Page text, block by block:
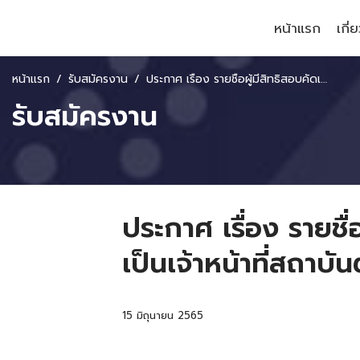
หน้าแรก เกี่
หน้าแรก รับสมัครงาน ประกาศ เรื่อง รายชื่อผู้มีสิทธิสอบคัดเลือกเพื่อบรรจุและแต่งตั้งบุคคลเป็นเจ้าหน้าที่สถาบันตำแหน่งนักวิจัย
รับสมัครงาน
ประกาศ เรื่อง รา
เป็นเจ้าหน้าที่สถาบั
15 มิถุนายน 2565